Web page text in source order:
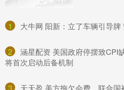
1 大牛网 阳新：立了车辆引导
2
涵星配资 美国政府停摆致CPI
将首次启动后备机制
3 天天盈 美方拖欠会费，联合